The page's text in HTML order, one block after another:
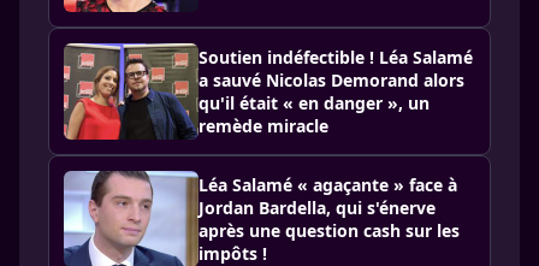
Soutien indéfectible ! Léa Salamé
a sauvé Nicolas Demorand alors
qu'il était « en danger », un
remède miracle
Léa Salamé « agaçante » face à
Jordan Bardella, qui s'énerve
après une question cash sur les
impôts !